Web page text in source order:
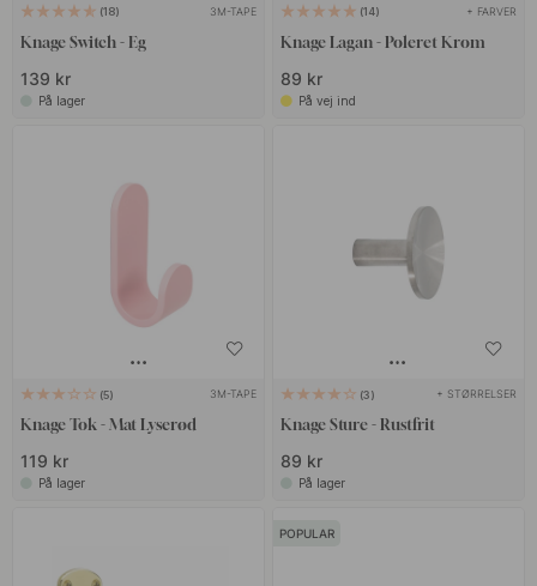
18 3M-TAPE
Knage Switch - Eg
139 kr
På lager
14 + FARVER
Knage Lagan - Poleret Krom
89 kr
På vej ind
5 3M-TAPE
Knage Tok - Mat Lyserød
119 kr
På lager
3 + STØRRELSER
Knage Sture - Rustfrit
89 kr
På lager
POPULAR